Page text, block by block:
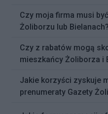
Czy moja firma musi
Żoliborzu lub Bielanach?
Czy z rabatów mogą
mieszkańcy Żoliborza i
Jakie korzyści zyskuje
prenumeraty Gazety